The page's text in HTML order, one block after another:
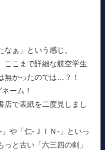
ぁ」という感じ。
ここまで詳細な航空学生
無かったのでは…？！
ーム！
店で表紙を二度見しまし
や「仁-ＪＩＮ-」といっ
と古い「六三四の剣」